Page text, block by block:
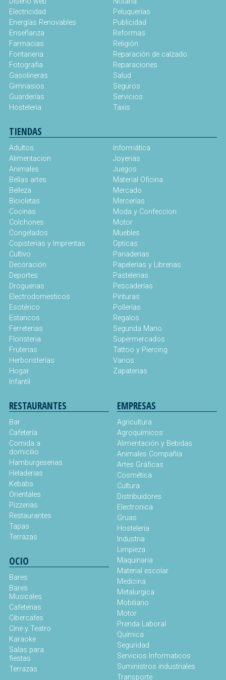
Electricidad
Energías Renovables
Enseñanza
Farmacias
Fontaneria
Fotografia
Gasolineras
Gimnasios
Guarderías
Hosteleria
Peluquerías
Publicidad
Reformas
Religión
Reparación de calzado
Reparaciones
Salud
Seguros
Servicios
Taxis
TIENDAS
Adultos
Alimentacion
Animales
Bellas artes
Belleza
Bicicletas
Cocinas
Colchones
Congelados
Copisterias y Imprentas
Cultivo
Decoración
Deportes
Droguerias
Electrodomesticos
Esotérico
Estancos
Ferreterias
Floristeria
Fruterias
Herboristerías
Hogar
Infantil
Informática
Joyerias
Juegos
Material Oficina
Mercado
Mercerías
Moda y Confeccion
Motor
Muebles
Opticas
Panaderias
Papelerias y Librerias
Pastelerias
Pescaderías
Pinturas
Pollerías
Regalos
Segunda Mano
Supermercados
Tattoo y Piercing
Varios
Zapaterias
RESTAURANTES
Bar
Cafetería
Comida a
domicilio
Hamburgeserias
Heladerias
Kebabs
Orientales
Pizzerias
Restaurantes
Tapas
Terrazas
OCIO
Bares
Bares
Musicales
Cafeterias
Cibercafes
Cine y Teatro
Karaoke
Salas para
fiestas
Terrazas
EMPRESAS
Agricultura
Agroquímicos
Alimentación y Bebidas
Animales Compañía
Artes Gráficas
Cosmética
Cultura
Distribuidores
Electronica
Gruas
Hosteleria
Industria
Limpieza
Maquinaria
Material escolar
Medicina
Metalurgica
Mobiliario
Motor
Prenda Laboral
Química
Seguridad
Servicios Informaticos
Suministros industriales
Transporte